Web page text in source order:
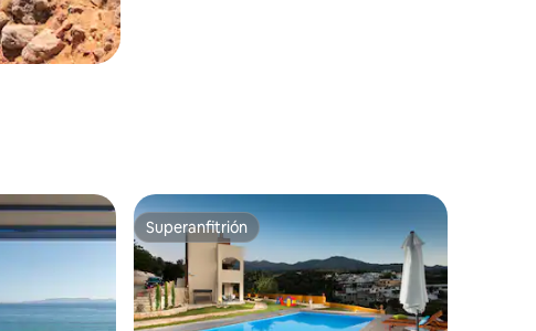
Superanfitrión
Superanfitrión